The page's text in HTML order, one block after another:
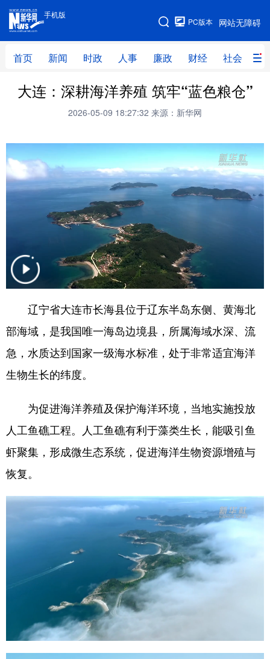
手机版
网站无障碍
PC版本
首页 新闻 时政 人事 廉政 财经 社会 科
手机版
网站地图
首页 新闻 时政 人事
财经 社会
文化 教育 健康 旅游
体育 视频 直播 无人机
地方频道
天津 河北
辽宁 吉林 上海
浙江 安徽 福建 江西
山东 河南 湖北 湖南
四川
新疆 内蒙古 黑龙江
Русский язык 日本語 한국어
大连：深耕海洋养殖 筑牢“蓝色粮仓”
2026-05-09 18:27:32 来源：新华网
辽宁省大连市长海县位于辽东半岛东侧、黄海北
部海域，是我国唯一海岛边境县，所属海域水深、流
急，水质达到国家一级海水标准，处于非常适宜海洋
生物生长的纬度。
为促进海洋养殖及保护海洋环境，当地实施投放
人工鱼礁工程。人工鱼礁有利于藻类生长，能吸引鱼
虾聚集，形成微生态系统，促进海洋生物资源增殖与
恢复。